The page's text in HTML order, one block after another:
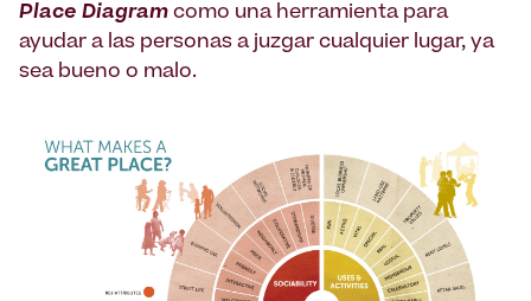
Place Diagram como una herramienta para
ayudar a las personas a juzgar cualquier lugar, ya
sea bueno o malo.